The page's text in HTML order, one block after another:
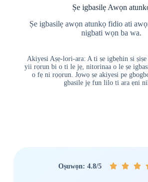
Ṣe igbasilẹ Awọn
Ṣe igbasilẹ awọn atunkọ fidio ati
nigbati wọn ba wa.
Akiyesi Aṣẹ-lori-ara: A ti ṣe igbẹhin si
yii rọrun bi o ti le jẹ, nitorinaa o le ṣe
o fẹ ni rọọrun. Jọwọ ṣe akiyesi pe
gbasile jẹ fun lilo ti ara ẹni
Oṣuwọn: 4.8/5   